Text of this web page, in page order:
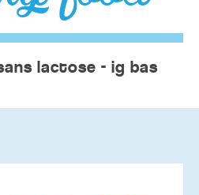
lactose - ig bas